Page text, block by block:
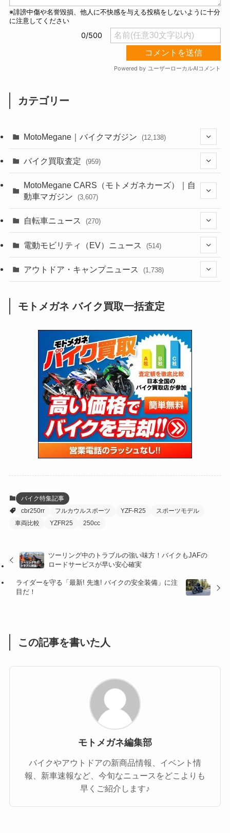
カテゴリー
MotoMegane｜バイクマガジン (12,138)
(44)
(639)
(118)
(60)
(31)
(51)
(34)
(5)
(12)
(64)
(109)
(252)
(38)
(24)
(16)
(25)
(24)
(47)
(15)
(5)
(249)
(64)
(16)
(62)
(4)
(6)
(17)
(5)
(27)
(306)
(6,958)
(2,474)
(249)
(1,226)
(12)
(131)
(38)
(131)
(167)
(85)
(21)
(61)
(171)
(98)
(13)
(60)
(274)
(171)
(38)
(47)
(59)
(41)
(47)
(66)
(16)
(141)
(255)
(204)
(1,142)
(166)
(23)
(33)
(34)
(35)
(41)
(415)
(16)
バイク買取査定 (959)
(352)
MotoMegane CARS（モトメガネカーズ）｜自
動車マガジン
(3,607)
(186)
(137)
(74)
(2,744)
(126)
(170)
自転車ニュース (270)
(54)
(211)
電動モビリティ（EV）ニュース (514)
(132)
(171)
(118)
(27)
アウトドア・キャンプニュース (1,738)
(1,605)
(147)
(13)
(19)
(12)
(16)
(4)
(16)
(1)
モトメガネ バイク買取一括査定
バイク特集記事
cbr250rr
フルカウルスポーツ YZF-R25
スポーツモデル
車両比較
YZFR25 250cc
ツーリング中のトラブルの強い味方！バイクもJAFの
ロードサービスが早い安心確実
ライダーを守る「最新! 先進! バイクの安全装備」に注
目だ！
この記事を書いた人
モトメガネ編集部
バイクやアウトドアの新商品情報、イベント情
報、新車速報など、今旬なニュースをどこよりも
早くご紹介します♪